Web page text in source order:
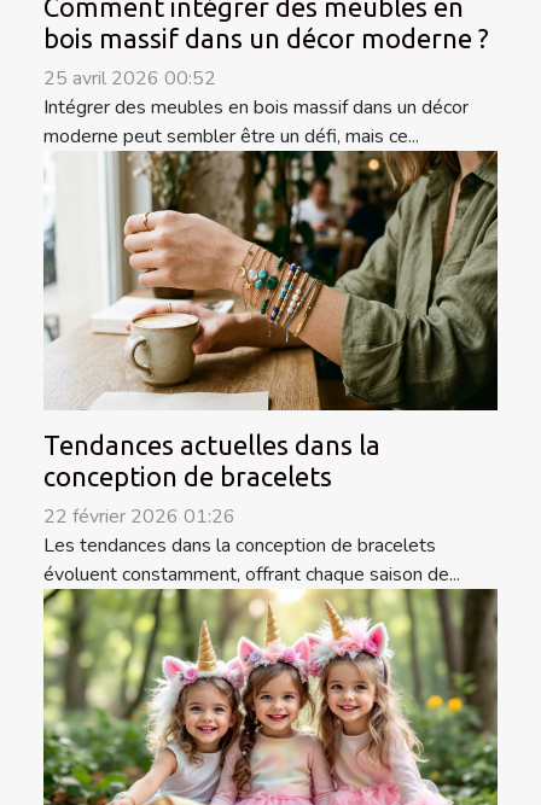
Comment intégrer des meubles en
bois massif dans un décor moderne ?
25 avril 2026 00:52
Intégrer des meubles en bois massif dans un décor
moderne peut sembler être un défi, mais ce...
Tendances actuelles dans la
conception de bracelets
22 février 2026 01:26
Les tendances dans la conception de bracelets
évoluent constamment, offrant chaque saison de...